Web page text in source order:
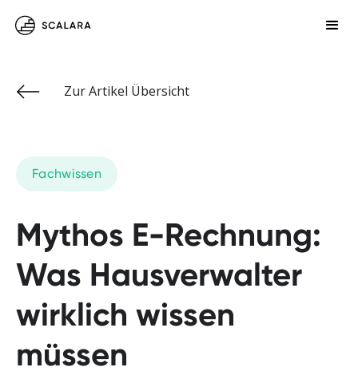
Zur Artikel Übersicht
Fachwissen
Mythos E-Rechnung:
Was Hausverwalter
wirklich wissen
müssen